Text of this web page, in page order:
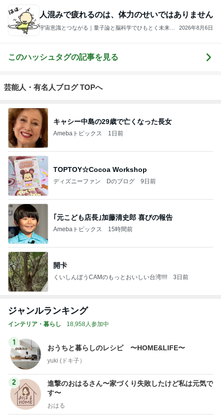
人混みで疲れるのは、体力のせいではありません
宇宙意識とつながる｜量子論と脳科学でひもとく未来最
2026年8月6日
このハッシュタグの記事を見る
芸能人・有名人ブログ TOPへ
キャシー中島の29歳で亡くなった長女
Amebaトピックス 1日前
TOPTOY☆Cocoa Workshop
ディズニーファン Dのブログ 9日前
｢元こども店長｣加藤清史郎 喜びの報告
Amebaトピックス 15時間前
開卡
くいしんぼうCAMのもっとおいしい台湾!!!! 3日前
ジャンルランキング
インテリア・暮らし 18,958人参加中
1
おうちと暮らしのレシピ 〜HOME&LIFE〜
yuki (ドキ子）
2
進撃のおはるさん〜家づくり失敗したけど私は元気で
す〜
おはる